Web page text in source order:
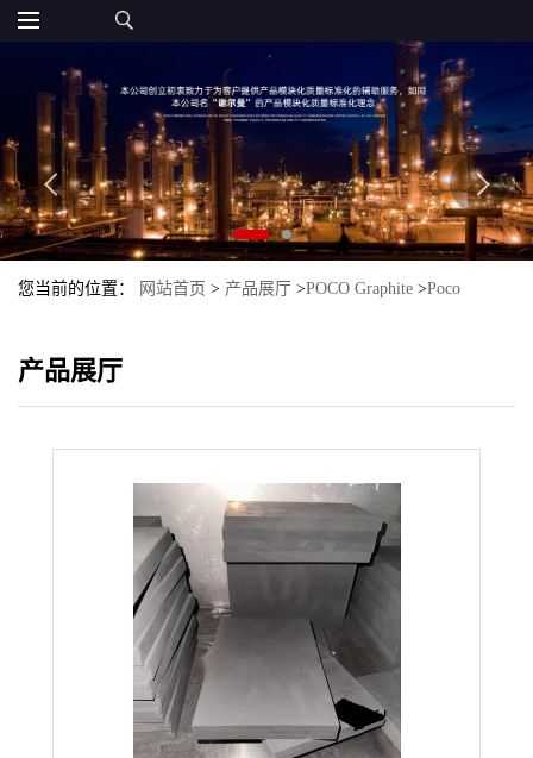
您当前的位置： 网站首页 > 产品展厅 >POCO Graphite >Poco
产品展厅